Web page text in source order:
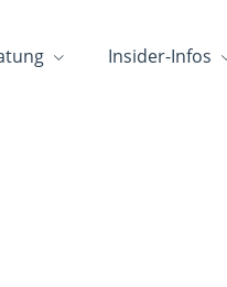
Insider-Infos